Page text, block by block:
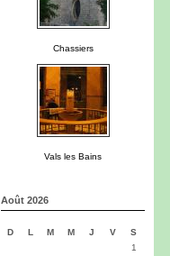
Chassiers
Vals les Bains
Août 2026
D L M M J V
S
1